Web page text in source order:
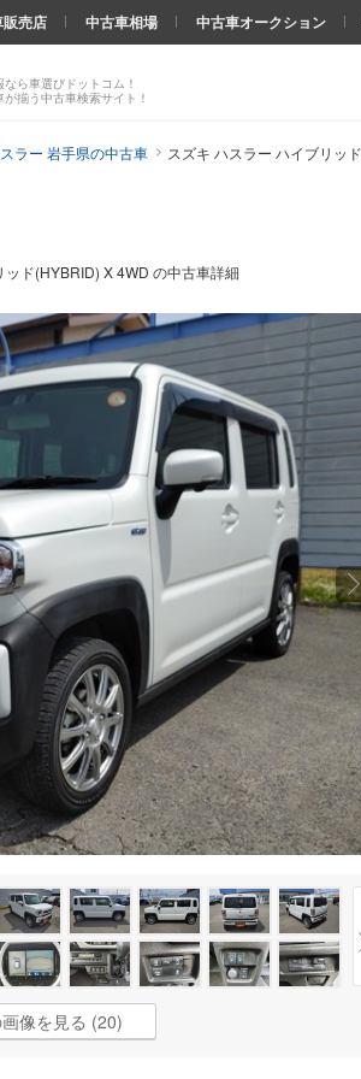
ら車選びドットコム！
揃う中古車検索サイト！
売店 中古車相場 中古車オークション
ラー 岩手県の中古車 スズキ ハスラー ハイブリッ
ッド(HYBRID) X 4WD の中古車詳細
次
画像
像を見る (20)